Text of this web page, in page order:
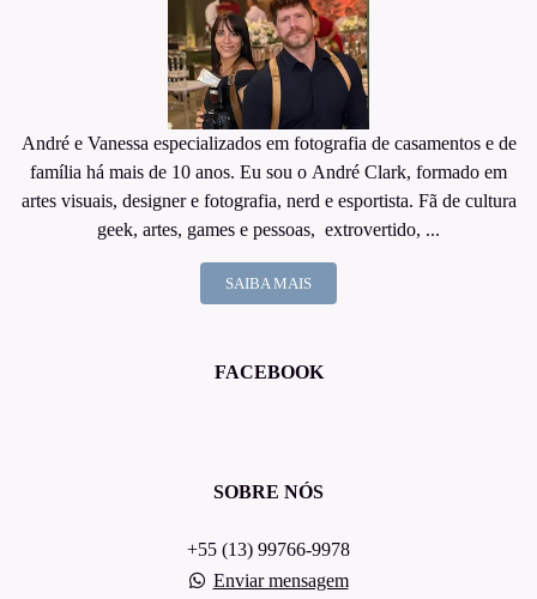
André e Vanessa especializados em fotografia de casamentos e de
família há mais de 10 anos. Eu sou o André Clark, formado em
artes visuais, designer e fotografia, nerd e esportista. Fã de cultura
geek, artes, games e pessoas, extrovertido, ...
SAIBA MAIS
FACEBOOK
SOBRE NÓS
+55 (13) 99766-9978
Enviar mensagem